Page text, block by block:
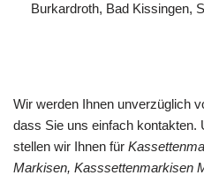
Burkardroth, Bad Kissingen,
Wir werden Ihnen unverzüglich
dass Sie uns einfach
stellen wir Ihnen für
Markisen, Kasssettenmarkisen